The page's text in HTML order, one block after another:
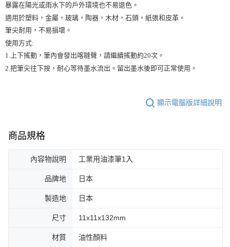
暴露在陽光或雨水下的戶外環境也不易退色。
適用於塑料，金屬，玻璃，陶器，木材，石頭，紙張和皮革。
筆尖耐用，不易損壞。
使用方式:
1.上下搖動，筆內會發出喀噠聲，請繼續搖動約20次。
2.把筆尖往下按，耐心等待墨水流出。留出墨水後即可正常使用。
顯示電腦版詳細說明
商品規格
內容物說明 工業用油漆筆1入
品牌地 日本
製造地 日本
尺寸 11x11x132mm
材質 油性顏料